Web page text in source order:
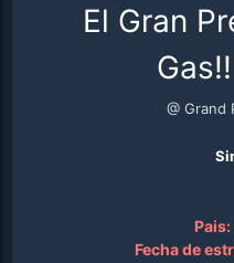
El Gran
@ Grand
Pais:
Fecha de